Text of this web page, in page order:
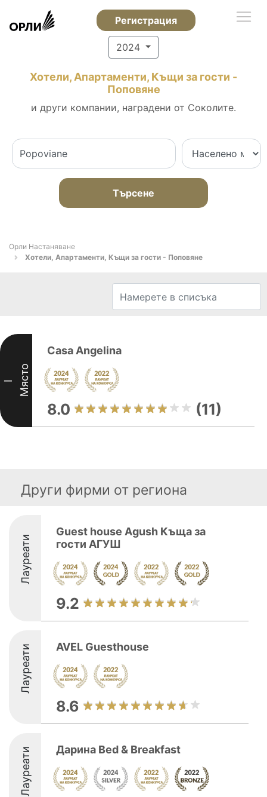
Регистрация
2024
Хотели, Апартаменти, Къщи за гости -
Поповяне
и други компании, наградени от Соколите.
Търсене
Орли Настаняване
Хотели, Апартаменти, Къщи за гости - Поповяне
I Място
Casa Angelina
8.0 (11)
Други фирми от региона
Лауреати
Guest house Agush Къща за
гости АГУШ
9.2
Лауреати AVEL Guesthouse
8.6
Лауреати Дарина Bed & Breakfast